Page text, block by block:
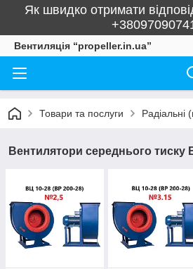
Як швидко отримати
Вентиляція “propeller.in.ua”
Товари та послуги Радіальні
Вентилятори середнього тиску